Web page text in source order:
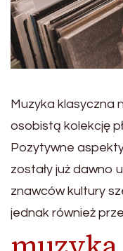
Muzyka klasyczna
osobistą kolekcję
Pozytywne
zostały już dawno
znawców kultury
jednak również